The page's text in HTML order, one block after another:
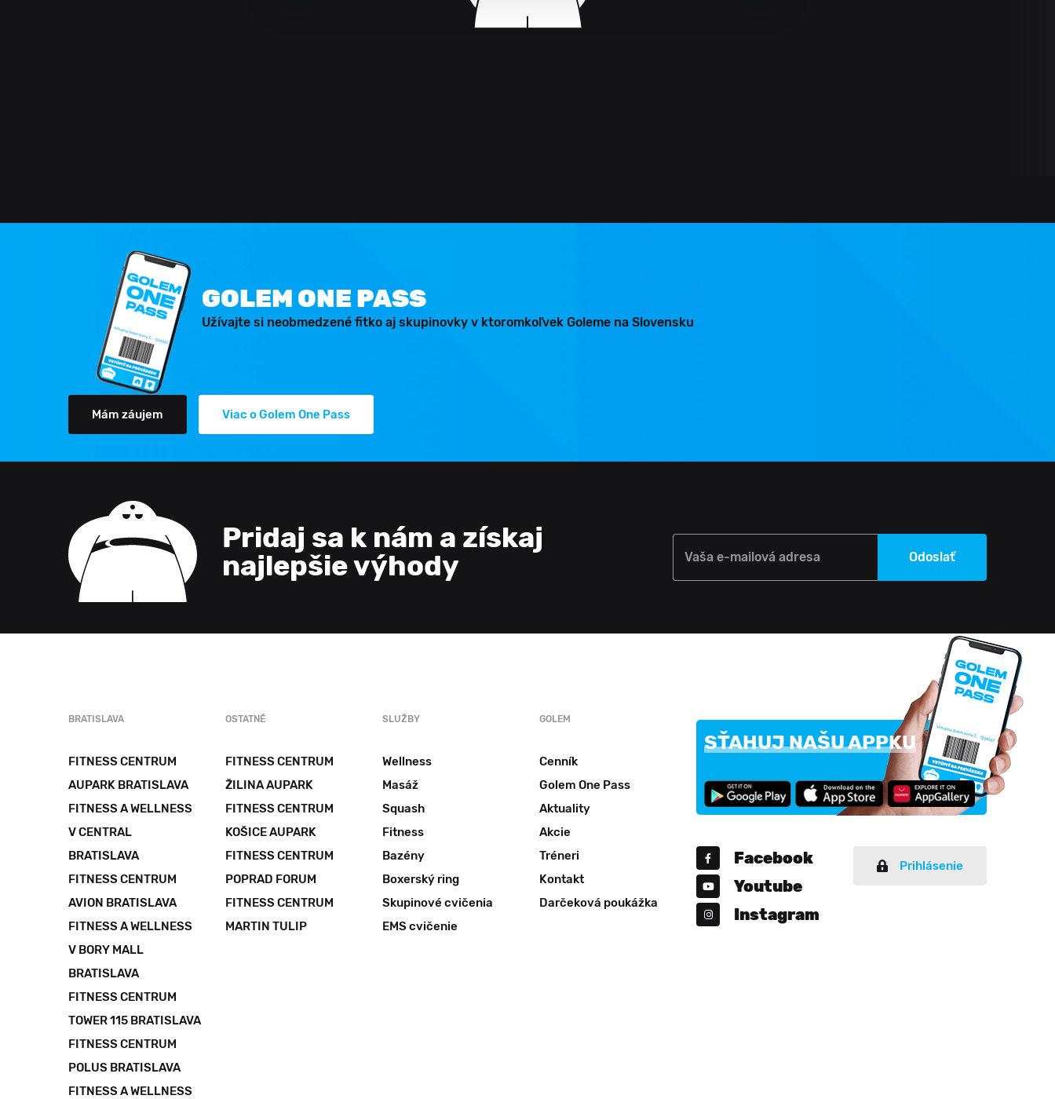
GOLEM ONE PASS
Užívajte si neobmedzené fitko aj skupinovky v ktoromkoľvek Goleme na Slovensku
Mám záujem Viac o Golem One Pass
Pridaj sa k nám a získaj
najlepšie výhody
Vaša e-mailová adresa Odoslať
BRATISLAVA
FITNESS CENTRUM
AUPARK BRATISLAVA
FITNESS A WELLNESS
V CENTRAL
BRATISLAVA
FITNESS CENTRUM
AVION BRATISLAVA
FITNESS A WELLNESS
V BORY MALL
BRATISLAVA
FITNESS CENTRUM
TOWER 115 BRATISLAVA
FITNESS CENTRUM
POLUS BRATISLAVA
FITNESS A WELLNESS
OSTATNÉ
FITNESS CENTRUM
ŽILINA AUPARK
FITNESS CENTRUM
KOŠICE AUPARK
FITNESS CENTRUM
POPRAD FORUM
FITNESS CENTRUM
MARTIN TULIP
SLUŽBY
Wellness
Masáž
Squash
Fitness
Bazény
Boxerský ring
Skupinové cvičenia
EMS cvičenie
GOLEM
Cenník
Golem One Pass
Aktuality
Akcie
Tréneri
Kontakt
Darčeková poukážka
SŤAHUJ NAŠU APPKU
Facebook
Youtube
Instagram
Prihlásenie